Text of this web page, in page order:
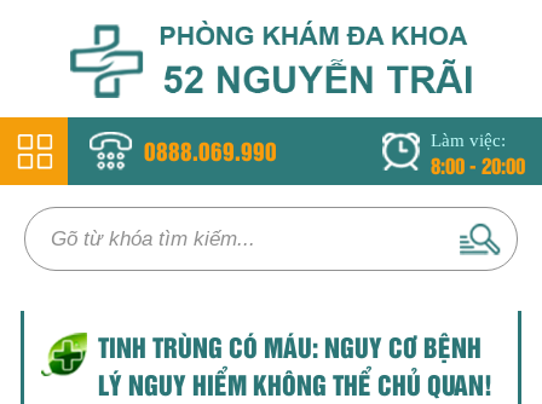
0888.069.990 Làm việc:
8:00 - 20:00
TINH TRÙNG CÓ MÁU: NGUY CƠ BỆNH
LÝ NGUY HIỂM KHÔNG THỂ CHỦ QUAN!